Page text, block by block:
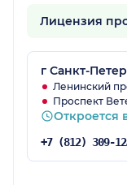
Лицензия
г Санкт-
Ленинский
Проспект
Откроется